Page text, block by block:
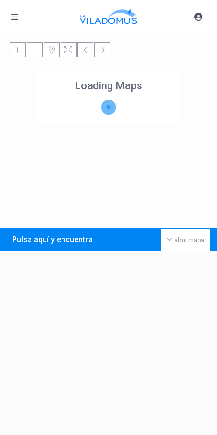
Loading Maps
abrir mapa
Pulsa aquí y encuentra